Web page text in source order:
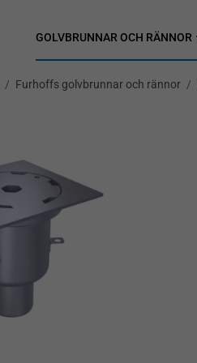
GOLVBRUNNAR OCH RÄNNOR
/ Furhoffs golvbrunnar och rännor /